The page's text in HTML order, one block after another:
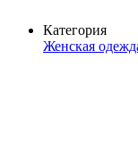
Категория
Женская